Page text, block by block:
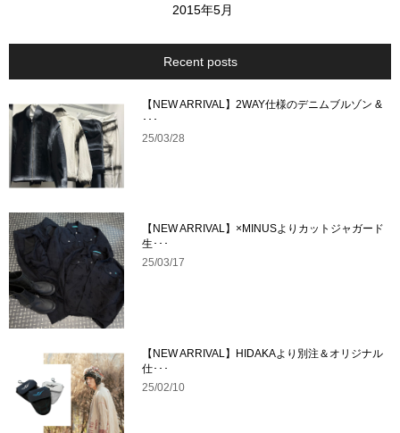
2015年5月
Recent posts
【NEW ARRIVAL】2WAY仕様のデニムブルゾン &
･･･
25/03/28
【NEW ARRIVAL】×MINUSよりカットジャガード
生･･･
25/03/17
【NEW ARRIVAL】HIDAKAより別注＆オリジナル
仕･･･
25/02/10